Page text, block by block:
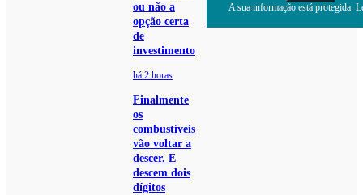
ou não a
opção certa
de
investimento
há 2 horas
Finalmente
os
combustíveis
vão voltar a
descer. E
descem dois
dígitos
A sua informação está protegida.